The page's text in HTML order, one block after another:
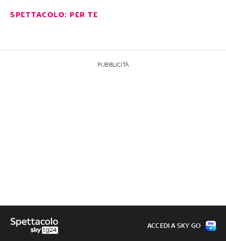
SPETTACOLO: PER TE
PUBBLICITÀ
ACCEDI A SKY GO